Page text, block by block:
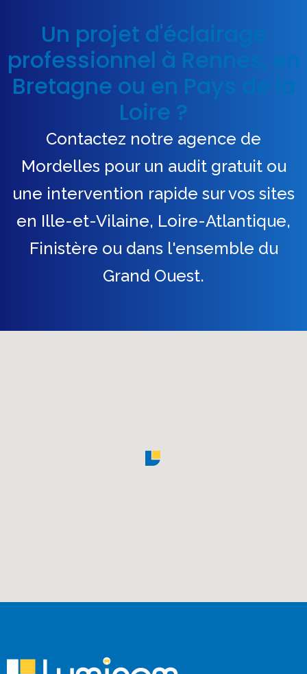
Un projet d'éclairage
professionnel à Rennes, en
Bretagne ou en Pays de la
Loire ?
Contactez notre agence de
Mordelles pour un audit gratuit ou
une intervention rapide sur vos sites
en Ille-et-Vilaine, Loire-Atlantique,
Finistère ou dans l'ensemble du
Grand Ouest.